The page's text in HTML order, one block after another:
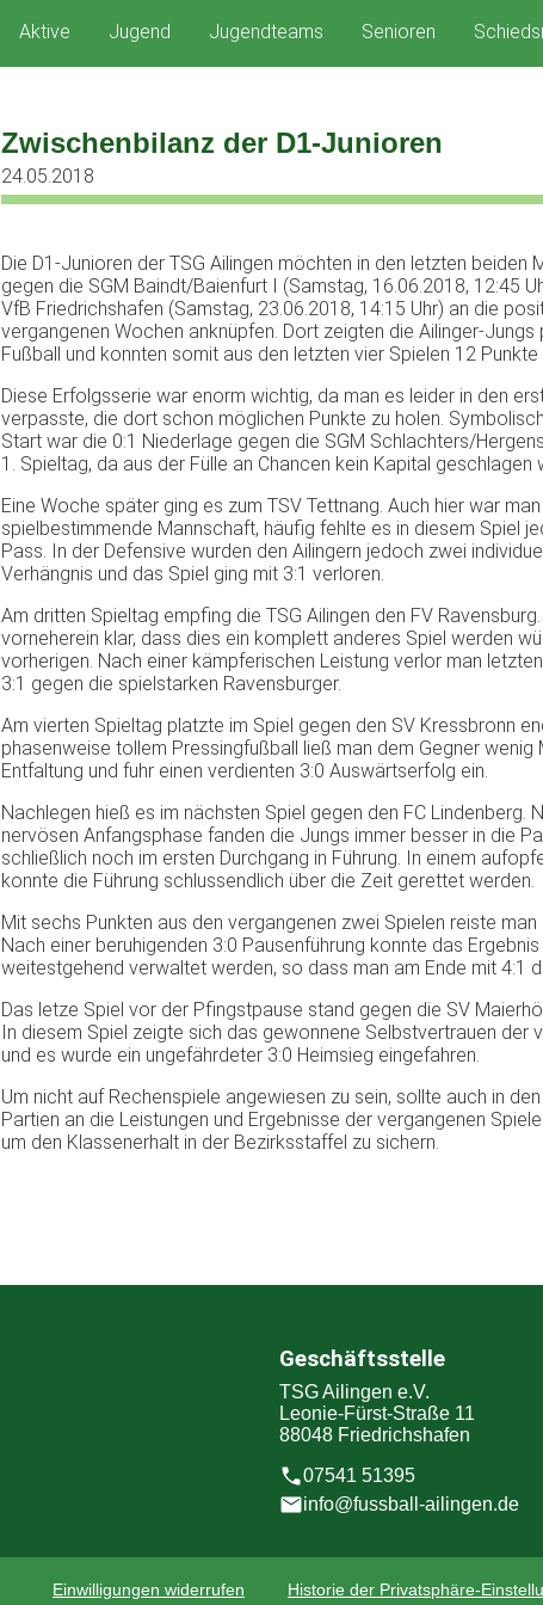
Aktive Jugend Jugendteams Senioren
Zwischenbilanz der D1-Junioren
24.05.2018
Die D1-Junioren der TSG Ailingen möchten in den letzten beiden
gegen die SGM Baindt/Baienfurt I (Samstag, 16.06.2018, 12:45
VfB Friedrichshafen (Samstag, 23.06.2018, 14:15 Uhr) an die
vergangenen Wochen anknüpfen. Dort zeigten die Ailinger-
Fußball und konnten somit aus den letzten vier Spielen 12 Punkte
Diese Erfolgsserie war enorm wichtig, da man es leider in den
verpasste, die dort schon möglichen Punkte zu holen.
Start war die 0:1 Niederlage gegen die SGM Schlachters/
1. Spieltag, da aus der Fülle an Chancen kein Kapital geschlagen
Eine Woche später ging es zum TSV Tettnang. Auch hier war
spielbestimmende Mannschaft, häufig fehlte es in diesem Spiel
Pass. In der Defensive wurden den Ailingern jedoch zwei
Verhängnis und das Spiel ging mit 3:1 verloren.
Am dritten Spieltag empfing die TSG Ailingen den FV
vorneherein klar, dass dies ein komplett anderes Spiel werden
vorherigen. Nach einer kämpferischen Leistung verlor man
3:1 gegen die spielstarken Ravensburger.
Am vierten Spieltag platzte im Spiel gegen den SV Kressbronn
phasenweise tollem Pressingfußball ließ man dem Gegner wenig
Entfaltung und fuhr einen verdienten 3:0 Auswärtserfolg ein.
Nachlegen hieß es im nächsten Spiel gegen den FC Lindenberg.
nervösen Anfangsphase fanden die Jungs immer besser in die
schließlich noch im ersten Durchgang in Führung. In einem
konnte die Führung schlussendlich über die Zeit gerettet werden.
Mit sechs Punkten aus den vergangenen zwei Spielen reiste man
Nach einer beruhigenden 3:0 Pausenführung konnte das
weitestgehend verwaltet werden, so dass man am Ende mit 4:1
Das letze Spiel vor der Pfingstpause stand gegen die SV
In diesem Spiel zeigte sich das gewonnene Selbstvertrauen der
und es wurde ein ungefährdeter 3:0 Heimsieg eingefahren.
Um nicht auf Rechenspiele angewiesen zu sein, sollte auch in
Partien an die Leistungen und Ergebnisse der vergangenen
um den Klassenerhalt in der Bezirksstaffel zu sichern.
Geschäftsstelle
TSG Ailingen e.V.
Leonie-Fürst-Straße 11
88048 Friedrichshafen
07541 51395
info@fussball-ailingen.de
Einwilligungen widerrufen Historie der Privatsphäre-